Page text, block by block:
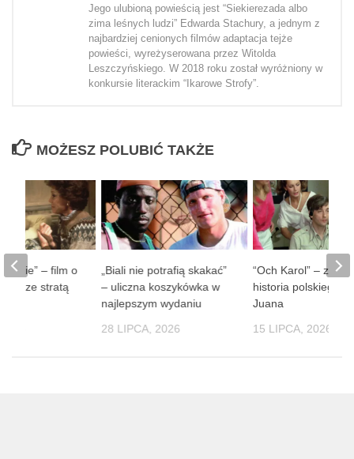
Jego ulubioną powieścią jest “Siekierezada albo
zima leśnych ludzi” Edwarda Stachury, a jednym z
najbardziej cenionych filmów adaptacja tejże
powieści, wyreżyserowana przez Witolda
Leszczyńskiego. W 2018 roku został wyróżniony w
konkursie literackim “Ikarowe Strofy”.
MOŻESZ POLUBIĆ TAKŻE
„Biali nie potrafią skakać”
– uliczna koszykówka w
najlepszym wydaniu
28 LIPCA, 2026
“Och Karol” –
historia polskiego
Juana
15 LIPCA, 2026
ludzie” – film o
ze stratą